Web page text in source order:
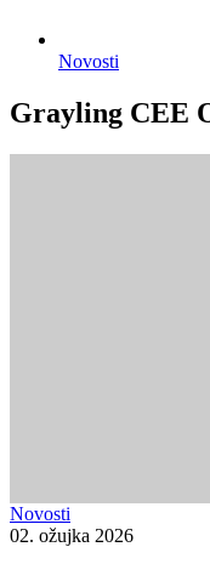
Novosti
Grayling CEE
Novosti
02. ožujka 2026